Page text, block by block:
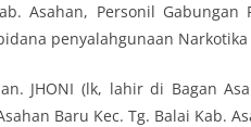
Asahan, Personil
penyalahgunaan Narkotika
JHONI (lk, lahir di Bagan
Baru Kec. Tg. Balai Kab.